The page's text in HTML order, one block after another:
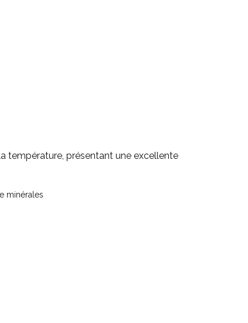
température, présentant une excellente
minérales